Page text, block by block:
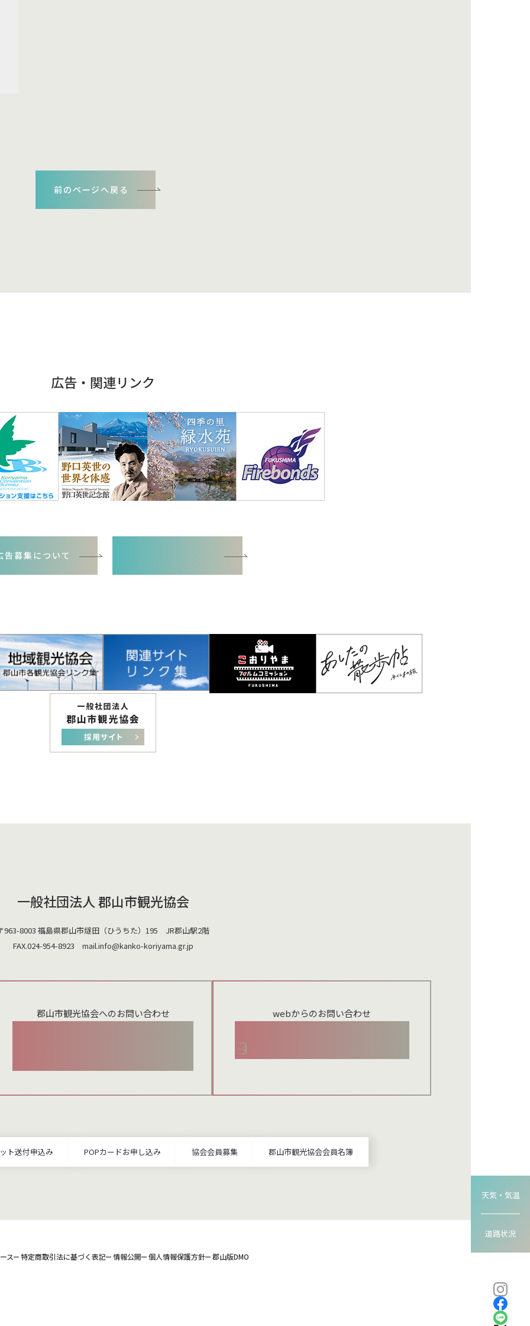
天気・気温
道路状況
前のページへ戻る
広告・関連リンク
告募集について
一般社団法人 郡山市観光協会
963-8003 福島県郡山市燧田（ひうちた）195 JR郡山駅2階
FAX.024-954-8923 mail.info@kanko-koriyama.gr.jp
郡山市観光協会へのお問い合わせ webからのお問い合わせ
ト送付申込み POPカードお申し込み 協会会員募集 郡山市観光協会会員名簿
ス 特定商取引法に基づく表記 情報公開 個人情報保護方針 郡山版DMO